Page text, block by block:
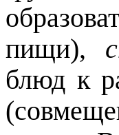
пищи),
блюд к